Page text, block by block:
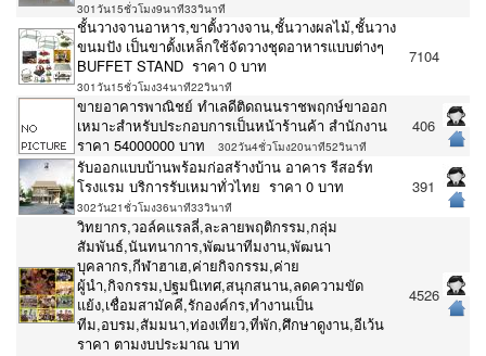
301วัน15ชั่วโมง9นาที33วินาที
ชั้นวางจานอาหาร,ขาตั้งวางจาน,ชั้นวางผลไม้,ชั้นวาง
ขนมปัง เป็นขาตั้งเหล็กใช้จัดวางชุดอาหารแบบต่างๆ
BUFFET STAND ราคา 0 บาท
301วัน15ชั่วโมง34นาที22วินาที
7104
ขายอาคารพาณิชย์ ทำเลดีติดถนนราชพฤกษ์ขาออก
เหมาะสำหรับประกอบการเป็นหน้าร้านค้า สำนักงาน
ราคา 54000000 บาท
302วัน4ชั่วโมง20นาที52วินาที
406
รับออกแบบบ้านพร้อมก่อสร้างบ้าน อาคาร รีสอร์ท
โรงแรม บริการรับเหมาทั่วไทย ราคา 0 บาท
302วัน21ชั่วโมง36นาที33วินาที
391
วิทยากร,วอล์คแรลลี่,ละลายพฤติกรรม,กลุ่ม
สัมพันธ์,นันทนาการ,พัฒนาทีมงาน,พัฒนา
บุคลากร,กีฬาฮาเฮ,ค่ายกิจกรรม,ค่าย
ผู้นำ,กิจกรรม,ปฐมนิเทศ,สนุกสนาน,ลดความขัด
แย้ง,เชื่อมสามัคคี,รักองค์กร,ทำงานเป็น
ทีม,อบรม,สัมมนา,ท่องเที่ยว,ที่พัก,ศึกษาดูงาน,อีเว้น
ราคา ตามงบประมาณ บาท
4526